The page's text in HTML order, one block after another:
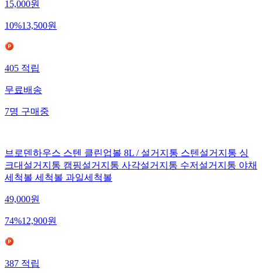
15,000원
10%13,500원
405적립
무료배송
7명구매중
브로덴하우스 스텐 클린업볼 8L / 설거지통 스텐설거지통 싱
크대설거지통 캠핑설거지통 사각설거지통 수저설거지통 야채
세척볼 세척볼 과일세척볼
49,000원
74%12,900원
387적립